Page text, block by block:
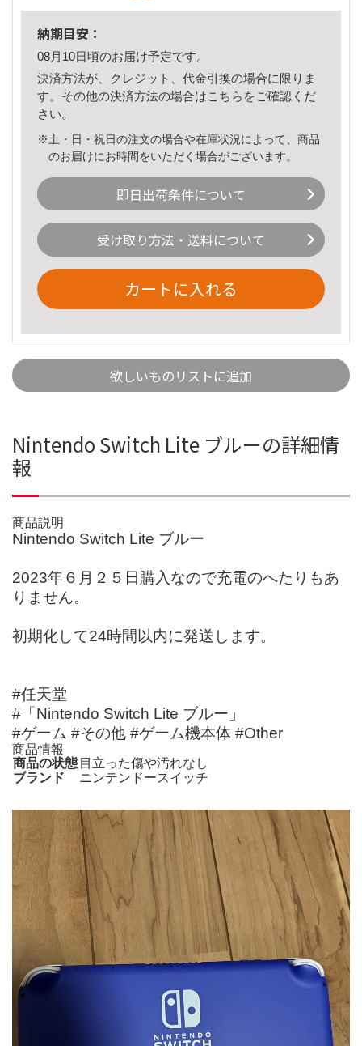
納期目安：
08月10日頃のお届け予定です。
決済方法が、クレジット、代金引換の場合に限りま
す。その他の決済方法の場合はこちら をご確認くだ
さい。
※土・日・祝日の注文の場合や在庫状況によって、商品
のお届けにお時間をいただく場合がございます。
即日出荷条件について
受け取り方法・送料について
カートに入れる
欲しいものリストに追加
Nintendo Switch Lite ブルーの詳細情
報
商品説明
Nintendo Switch Lite ブルー
2023年６月２５日購入なので充電のへたりもあ
りません。
初期化して24時間以内に発送します。
#任天堂
#「Nintendo Switch Lite ブルー」
#ゲーム #その他 #ゲーム機本体 #Other
商品情報
商品の状態 目立った傷や汚れなし
ブランド
ニンテンドースイッチ